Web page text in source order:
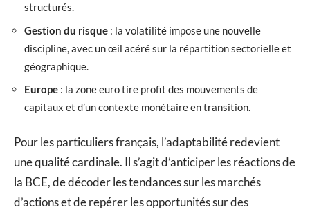
structurés.
Gestion du risque : la volatilité impose une nouvelle
discipline, avec un œil acéré sur la répartition sectorielle et
géographique.
Europe : la zone euro tire profit des mouvements de
capitaux et d’un contexte monétaire en transition.
Pour les particuliers français, l’adaptabilité redevient
une qualité cardinale. Il s’agit d’anticiper les réactions de
la BCE, de décoder les tendances sur les marchés
d’actions et de repérer les opportunités sur des